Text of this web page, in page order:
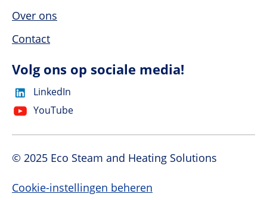
Over ons
Contact
Volg ons op sociale media!
LinkedIn
YouTube
© 2025 Eco Steam and Heating Solutions
Cookie-instellingen beheren